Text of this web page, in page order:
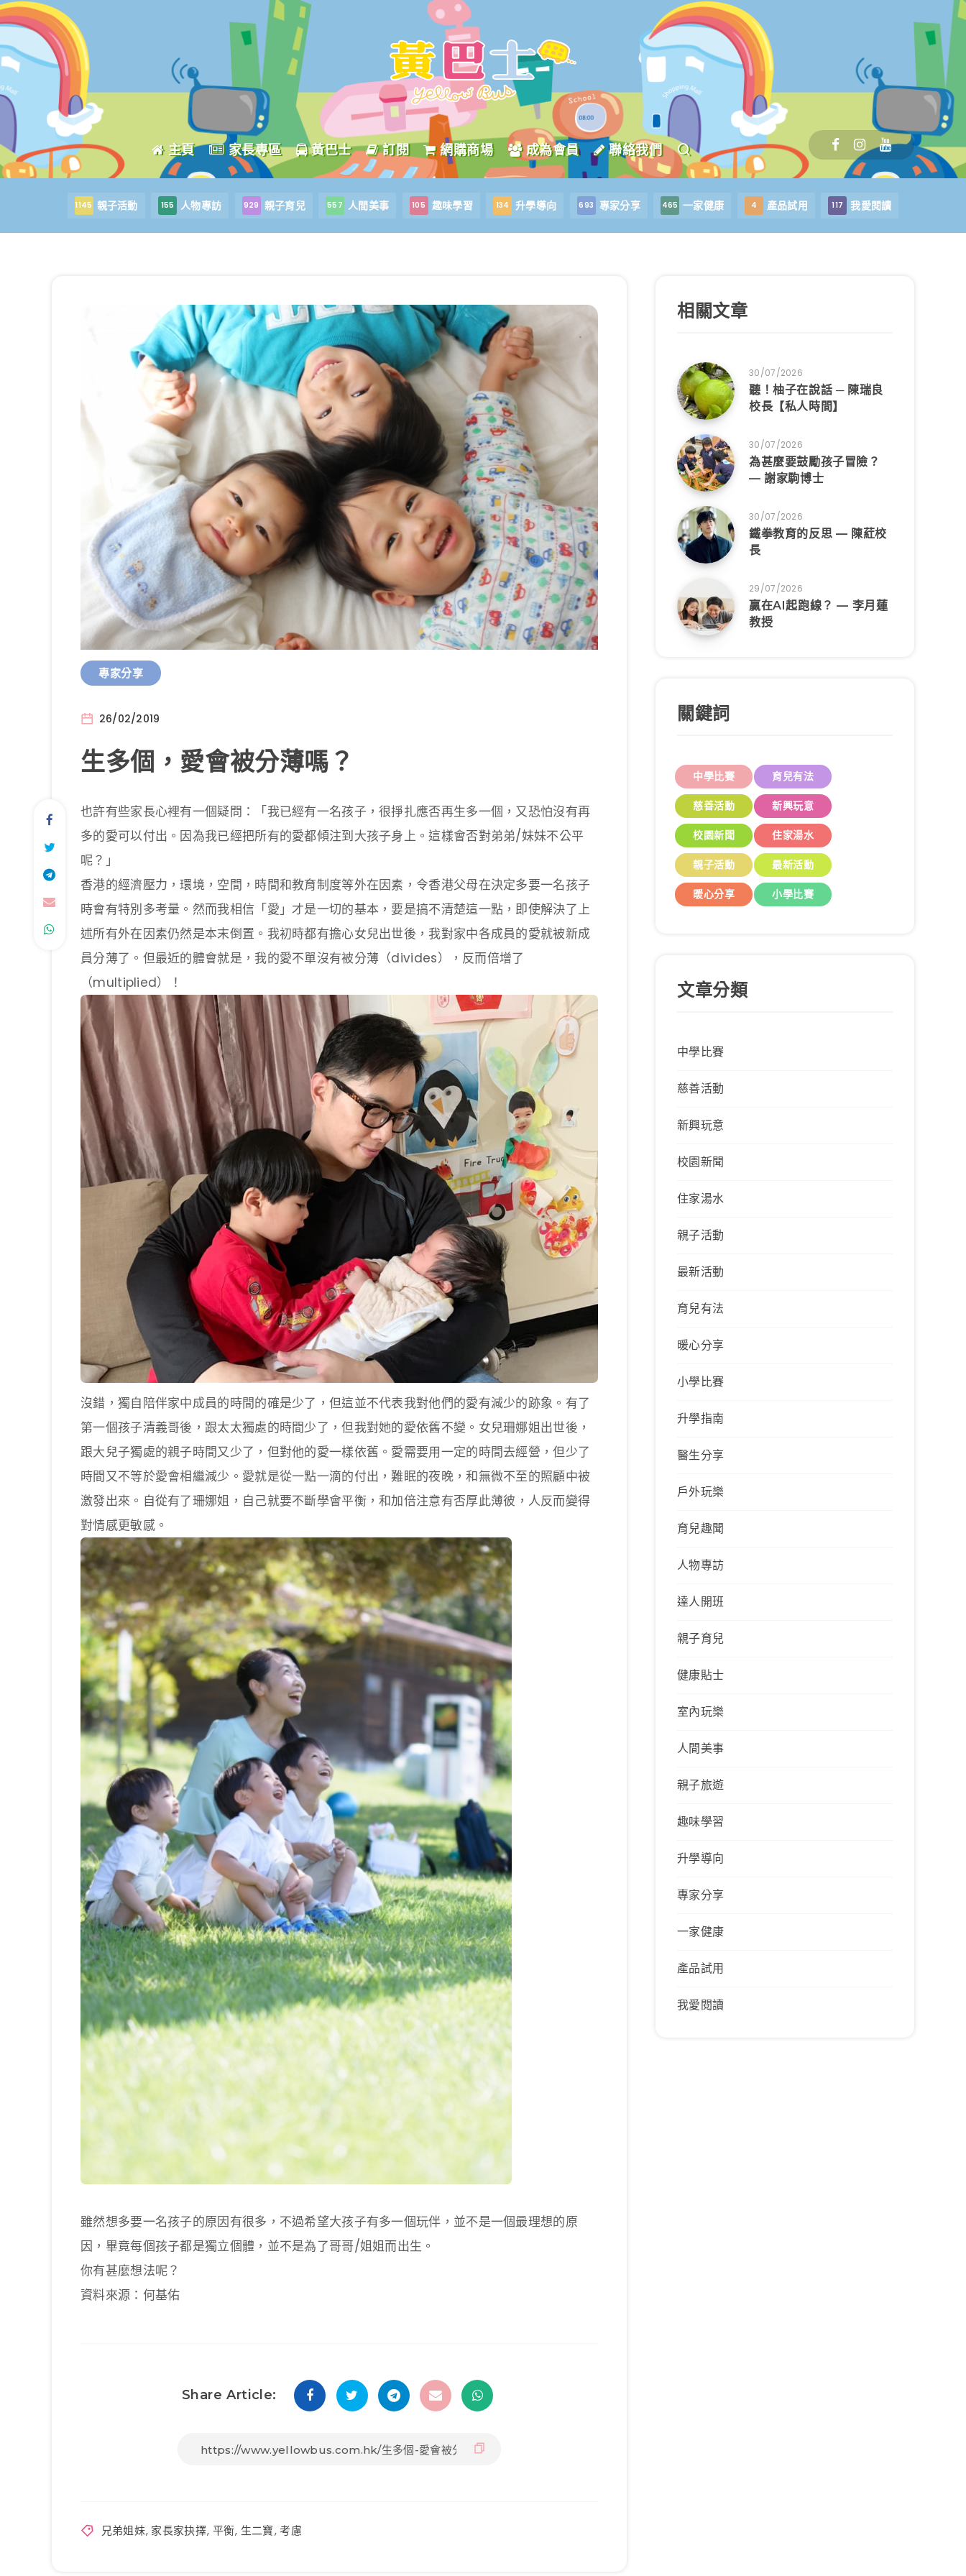
主頁 家長專區 黃巴士 訂閱 網購商場 成為會員 聯絡我們
1145 親子活動 155 人物專訪 929 親子育兒 557 人間美事 105 趣味學習 134 升學導向 693 專家分享 465 一家健康 4 產品試用 117 我愛閱讀
專家分享
26/02/2019
生多個，愛會被分薄嗎？
也許有些家長心裡有一個疑問：「我已經有一名孩子，很掙扎應否再生多一個，又恐怕沒有再
多的愛可以付出。因為我已經把所有的愛都傾注到大孩子身上。這樣會否對弟弟/妹妹不公平
呢？」
香港的經濟壓力，環境，空間，時間和教育制度等外在因素，令香港父母在決定多要一名孩子
時會有特別多考量。然而我相信「愛」才是一切的基本，要是搞不清楚這一點，即使解決了上
述所有外在因素仍然是本末倒置。我初時都有擔心女兒出世後，我對家中各成員的愛就被新成
員分薄了。但最近的體會就是，我的愛不單沒有被分薄（divides），反而倍增了
（multiplied）！
沒錯，獨自陪伴家中成員的時間的確是少了，但這並不代表我對他們的愛有減少的跡象。有了
第一個孩子清義哥後，跟太太獨處的時間少了，但我對她的愛依舊不變。女兒珊娜姐出世後，
跟大兒子獨處的親子時間又少了，但對他的愛一樣依舊。愛需要用一定的時間去經營，但少了
時間又不等於愛會相繼減少。愛就是從一點一滴的付出，難眠的夜晚，和無微不至的照顧中被
激發出來。自從有了珊娜姐，自己就要不斷學會平衡，和加倍注意有否厚此薄彼 ，人反而變得
對情感更敏感。
雖然想多要一名孩子的原因有很多，不過希望大孩子有多一個玩伴，並不是一個最理想的原
因，畢竟每個孩子都是獨立個體，並不是為了哥哥/姐姐而出生。
你有甚麼想法呢？
資料來源：何基佑
Share Article:
兄弟姐妹, 家長家抉擇, 平衡, 生二寶,考慮
相關文章
30/07/2026
聽！柚子在說話 ─ 陳瑞良
校長【私人時間】
30/07/2026
為甚麼要鼓勵孩子冒險？
— 謝家駒博士
30/07/2026
鐵拳教育的反思 — 陳葒校
長
29/07/2026
贏在AI起跑線？ — 李月蓮
教授
關鍵詞
中學比賽 育兒有法
慈善活動 新興玩意
校園新聞 住家湯水
親子活動 最新活動
暖心分享 小學比賽
文章分類
中學比賽
慈善活動
新興玩意
校園新聞
住家湯水
親子活動
最新活動
育兒有法
暖心分享
小學比賽
升學指南
醫生分享
戶外玩樂
育兒趣聞
人物專訪
達人開班
親子育兒
健康貼士
室內玩樂
人間美事
親子旅遊
趣味學習
升學導向
專家分享
一家健康
產品試用
我愛閱讀